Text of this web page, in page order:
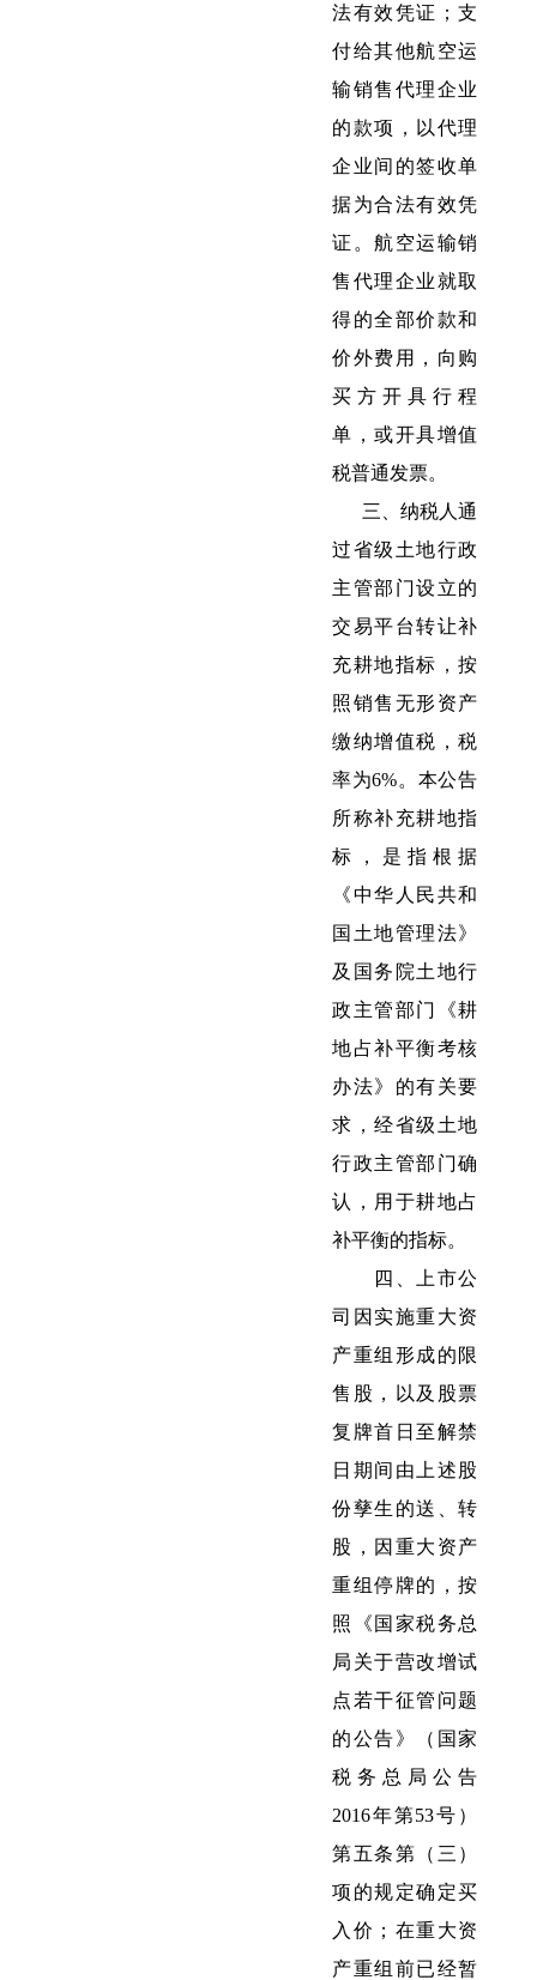
法有效凭证；支
付给其他航空运
输销售代理企业
的款项，以代理
企业间的签收单
据为合法有效凭
证。航空运输销
售代理企业就取
得的全部价款和
价外费用，向购
买方开具行程
单，或开具增值
税普通发票。
三、纳税人通
过省级土地行政
主管部门设立的
交易平台转让补
充耕地指标，按
照销售无形资产
缴纳增值税，税
率为6%。本公告
所称补充耕地指
标，是指根据
《中华人民共和
国土地管理法》
及国务院土地行
政主管部门《耕
地占补平衡考核
办法》的有关要
求，经省级土地
行政主管部门确
认，用于耕地占
补平衡的指标。
四、上市公
司因实施重大资
产重组形成的限
售股，以及股票
复牌首日至解禁
日期间由上述股
份孳生的送、转
股，因重大资产
重组停牌的，按
照《国家税务总
局关于营改增试
点若干征管问题
的公告》（国家
税务总局公告
2016年第53号）
第五条第（三）
项的规定确定买
入价；在重大资
产重组前已经暂